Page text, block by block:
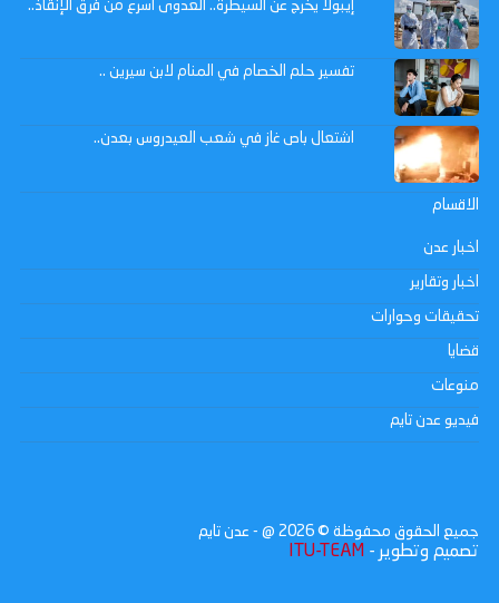
إيبولا يخرج عن السيطرة.. العدوى أسرع من فرق الإنقاذ..
تفسير حلم الخصام في المنام لابن سيرين ..
اشتعال باص غاز في شعب العيدروس بعدن..
الاقسام
اخبار عدن
اخبار وتقارير
تحقيقات وحوارات
قضايا
منوعات
فيديو عدن تايم
جميع الحقوق محفوظة © 2026 @ - عدن تايم
تصميم وتطوير - ITU-TEAM